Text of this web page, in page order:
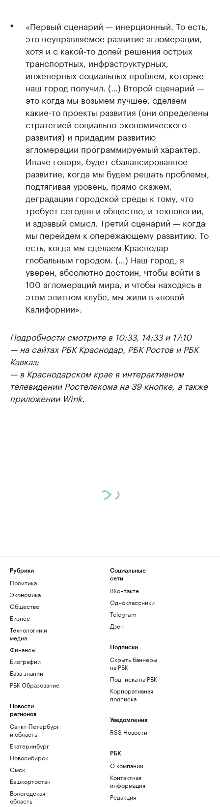
«Первый сценарий — инерционный. То есть,
это неуправляемое развитие агломерации,
хотя и с какой-то долей решения острых
транспортных, инфраструктурных,
инженерных социальных проблем, которые
наш город получил. (…) Второй сценарий —
это когда мы возьмем лучшее, сделаем
какие-то проекты развития (они определены
стратегией социально-экономического
развития) и придадим развитию
агломерации программируемый характер.
Иначе говоря, будет сбалансированное
развитие, когда мы будем решать проблемы,
подтягивая уровень, прямо скажем,
деградации городской среды к тому, что
требует сегодня и общество, и технологии,
и здравый смысл. Третий сценарий — когда
мы перейдем к опережающему развитию. То
есть, когда мы сделаем Краснодар
глобальным городом. (…) Наш город, я
уверен, абсолютно достоин, чтобы войти в
100 агломераций мира, и чтобы находясь в
этом элитном клубе, мы жили в «новой
Калифорнии».
Подробности смотрите в 10:33, 14:33 и 17:10
— на сайтах РБК Краснодар, РБК Ростов и РБК
Кавказ;
— в Краснодарском крае в интерактивном
телевидении Ростелекома на 39 кнопке, а также
приложении Wink.
Рубрики
Политика
Экономика
Общество
Бизнес
Технологии и
медиа
Финансы
Биографии
База знаний
РБК Образование
Новости
регионов
Санкт-Петербург
и область
Екатеринбург
Новосибирск
Омск
Башкортостан
Вологодская
область
Социальные
сети
ВКонтакте
Одноклассники
Telegram
Дзен
Подписки
Скрыть баннеры
на РБК
Подписка на РБК
Корпоративная
подписка
Уведомления
RSS Новости
РБК
О компании
Контактная
информация
Редакция